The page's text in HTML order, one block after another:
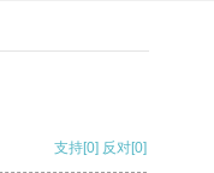
支持[0] 反对[0]